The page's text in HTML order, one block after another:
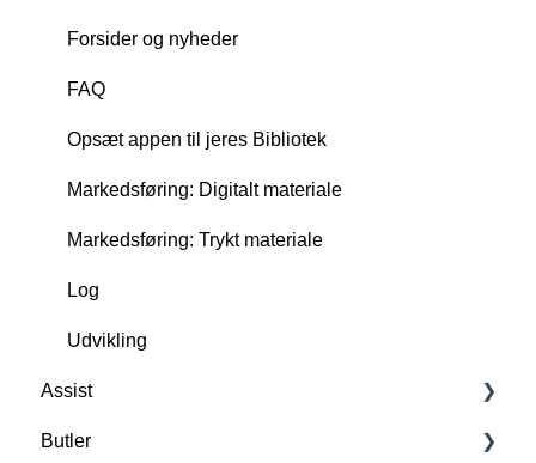
Forsider og nyheder
FAQ
Opsæt appen til jeres Bibliotek
Markedsføring: Digitalt materiale
Markedsføring: Trykt materiale
Log
Udvikling
Assist
Forstå Assist
Butler